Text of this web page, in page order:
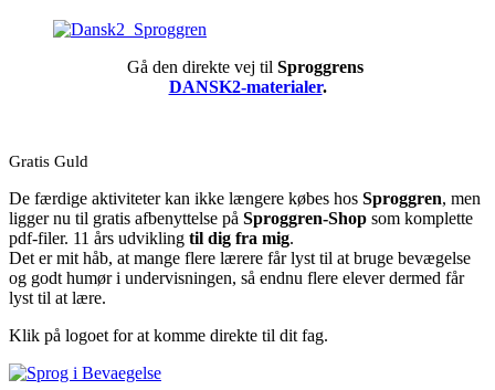
Gå den direkte vej til Sproggrens
DANSK2-materialer.
Gratis Guld
De færdige aktiviteter kan ikke længere købes hos Sproggren, men
ligger nu til gratis afbenyttelse på Sproggren-Shop som komplette
pdf-filer. 11 års udvikling til dig fra mig.
Det er mit håb, at mange flere lærere får lyst til at bruge bevægelse
og godt humør i undervisningen, så endnu flere elever dermed får
lyst til at lære.
Klik på logoet for at komme direkte til dit fag.